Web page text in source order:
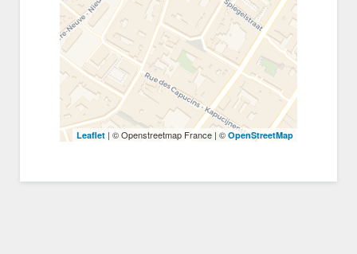
Leaflet | © Openstreetmap France | © OpenStreetMap